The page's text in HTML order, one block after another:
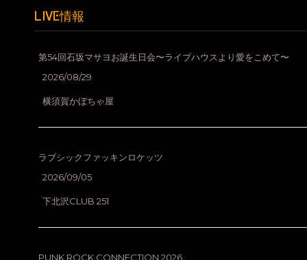
LIVE情報
第54回石坂マサヨお誕生日会〜ライブハウスより愛をこめて〜
2026/08/29
横須賀かぼちゃ屋
ラブシックファッキンロケッツ
2026/09/05
下北沢CLUB 251
PUNK ROCK CONNECTION 2026